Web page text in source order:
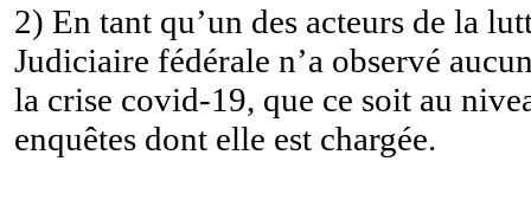
2) En tant qu’un des acteurs de la
Judiciaire fédérale n’a observé
la crise covid-19, que ce soit au
enquêtes dont elle est chargée.